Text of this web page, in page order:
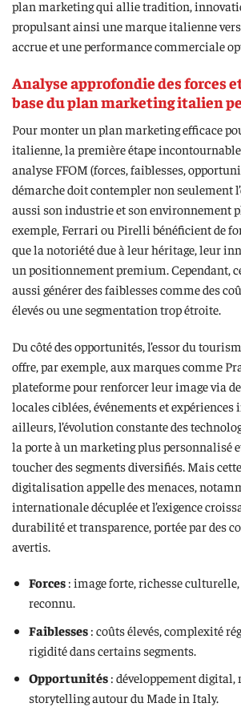
plan marketing qui allie tradition,
propulsant ainsi une marque italienne
accrue et une performance commerciale
Analyse approfondie des forces
base du plan marketing italien
Pour monter un plan marketing efficace
italienne, la première étape
analyse FFOM (forces, faiblesses,
démarche doit contempler non seulement
aussi son industrie et son environnement
exemple, Ferrari ou Pirelli bénéficient de
que la notoriété due à leur héritage, leur
un positionnement premium. Cependant,
aussi générer des faiblesses comme des
élevés ou une segmentation trop étroite.
Du côté des opportunités, l’essor du
offre, par exemple, aux marques comme
plateforme pour renforcer leur image via
locales ciblées, événements et expériences
ailleurs, l’évolution constante des
la porte à un marketing plus personnalisé
toucher des segments diversifiés. Mais
digitalisation appelle des menaces,
internationale décuplée et l’exigence
durabilité et transparence, portée par des
avertis.
Forces: image forte, richesse
reconnu.
Faiblesses: coûts élevés, complexité
rigidité dans certains segments.
Opportunités: développement digital,
storytelling autour du Made in Italy.